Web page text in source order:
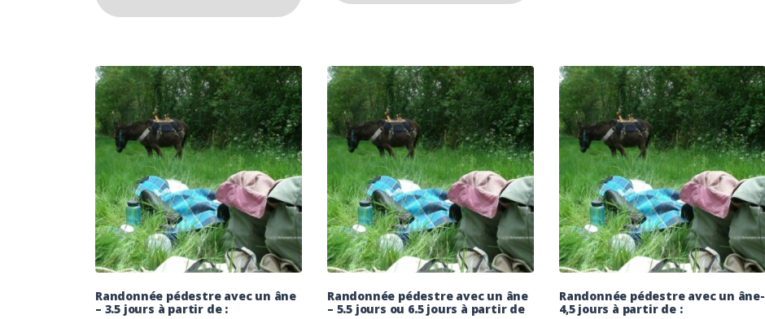
Randonnée pédestre avec un âne
– 3.5 jours à partir de :
Randonnée pédestre avec un âne
– 5.5 jours ou 6.5 jours à partir de
Randonnée pédestre avec un âne-
4,5 jours à partir de :